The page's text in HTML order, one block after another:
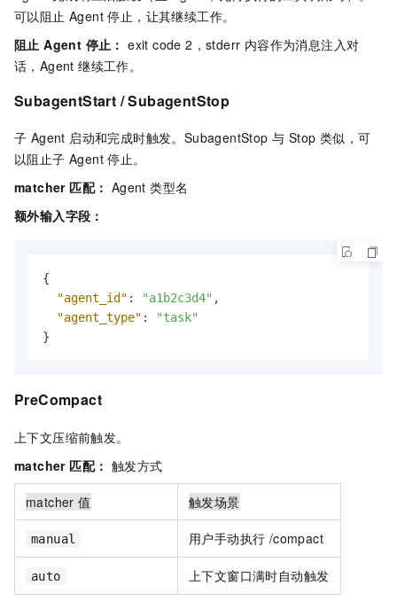
可以阻止 Agent 停止，让其继续工作。
阻止 Agent 停止： exit code 2，stderr 内容作为消息注入对
话，Agent 继续工作。
SubagentStart / SubagentStop
子 Agent 启动和完成时触发。SubagentStop 与 Stop 类似，可
以阻止子 Agent 停止。
matcher 匹配： Agent 类型名
额外输入字段：
{
"agent_id" : "a1b2c3d4" ,
"agent_type" :
"task"
}
PreCompact
上下文压缩前触发。
matcher 匹配： 触发方式
matcher 值 触发场景
manual 用户手动执行 /compact
auto 上下文窗口满时自动触发